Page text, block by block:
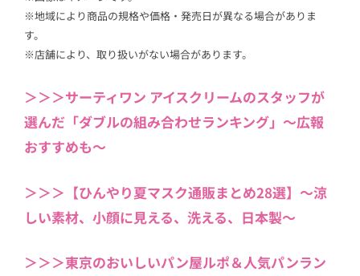
※地域により商品の規格や価格・発売日が異なる場合がありま
す。
※店舗により、取り扱いがない場合があります。
＞＞＞サーティワン アイスクリームのスタッフが
選んだ「ダブルの組み合わせランキング」〜広報
おすすめも〜
＞＞＞【ひんやり夏マスク通販まとめ28選】〜涼
しい素材、小顔に見える、洗える、日本製〜
＞＞＞東京のおいしいパン屋ルポ＆人気パンラン